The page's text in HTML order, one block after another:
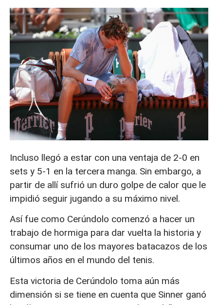
Incluso llegó a estar con una ventaja de 2-0 en
sets y 5-1 en la tercera manga. Sin embargo, a
partir de allí sufrió un duro golpe de calor que le
impidió seguir jugando a su máximo nivel.
Así fue como Cerúndolo comenzó a hacer un
trabajo de hormiga para dar vuelta la historia y
consumar uno de los mayores batacazos de los
últimos años en el mundo del tenis.
Esta victoria de Cerúndolo toma aún más
dimensión si se tiene en cuenta que Sinner ganó